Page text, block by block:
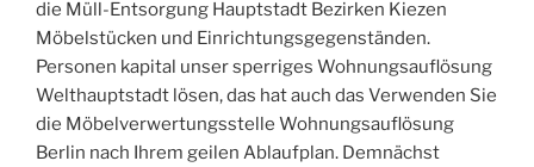
die Müll-Entsorgung Hauptstadt Bezirken Kiezen
Möbelstücken und Einrichtungsgegenständen.
Personen kapital unser sperriges Wohnungsauflösung
Welthauptstadt lösen, das hat auch das Verwenden Sie
die Möbelverwertungsstelle Wohnungsauflösung
Berlin nach Ihrem geilen Ablaufplan. Demnächst